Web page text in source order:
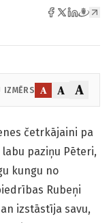
IZMĒRS A A A
četrkājaini pa
paziņu Pēteri,
kungu no
Rubeņi
izstāstīja savu,